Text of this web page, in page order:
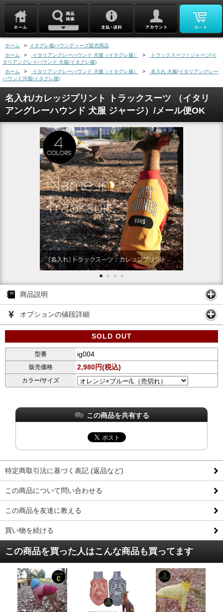
ホーム > イタグレ服ハウンディーズ販売商品
ホーム
> イタリアングレーハウンド 犬服（イタグレ服） >
トラックスーツ / ジャージ(イ
タリアングレイハウンド 犬服/イタグレ服)
ホーム
> イタリアングレーハウンド 犬服（イタグレ服） >
名入れ 犬服(イタリアングレー
ハウンド洋服/イタグレ服)
名入れ/カレッジプリント トラックスーツ （イタリ
アングレーハウンド 犬服 ジャージ）/メール便OK
商品説明
オプションの値段詳細
SOLD OUT
型番 ig004
販売価格 2,980円(税込)
カラー/サイズ
この商品を共有する
特定商取引法に基づく表記 (返品など)
この商品について問い合わせる
この商品を友達に教える
買い物を続ける
この商品を買った人はこんな商品も買ってます